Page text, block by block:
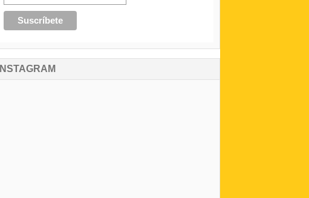
INSTAGRAM